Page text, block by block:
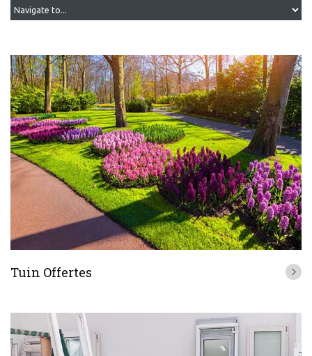
Tuin Offertes